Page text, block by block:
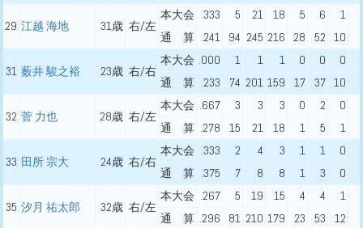
29 江越 海地 31歳 右/左
本大会 .333 5 21 18 5 6 1
通 算 .241 94 245 216 28 52 10
31 薮井 駿之裕 23歳 右/右
本大会 .000 1 1 1 0 0 0
通 算 .233 74 201 159 17 37 10
32 菅 力也 28歳 右/左
本大会 .667 3 3 3 0 2 0
通 算 .278 15 21 18 1 5 1
33 田所 宗大 24歳 右/右
本大会 .333 2 4 3 1 1 0
通 算 .375 7 8 8 1 3 0
35 汐月 祐太郎 32歳 右/左
本大会 .267 5 19 15 4 4 1
通 算 .296 81 210 179 23 53 12